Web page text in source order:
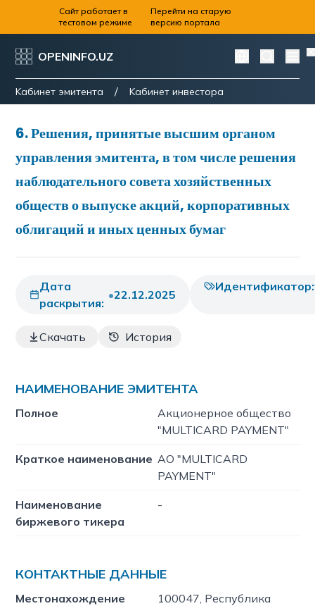
Сайт работает в
тестовом режиме
Перейти на старую
версию портала
OPENINFO.UZ
Kабинет эмитента / Kабинет инвестора
6.Решения, принятые высшим органом
управления эмитента, в том числе решения
наблюдательного совета хозяйственных
обществ о выпуске акций, корпоративных
облигаций и иных ценных бумаг
Дата
раскрытия:
•22.12.2025
Идентификатор:
Скачать История
НАИМЕНОВАНИЕ ЭМИТЕНТА
Полное
Акционерное общество
"MULTICARD PAYMENT"
Краткое наименование АО "MULTICARD
PAYMENT"
Наименование
биржевого тикера
-
КОНТАКТНЫЕ ДАННЫЕ
Местонахождение
100047, Республика